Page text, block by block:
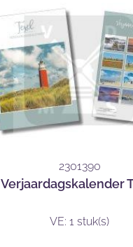
2301390
Verjaardagskalender
VE: 1 stuk(s)